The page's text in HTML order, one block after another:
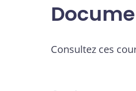
Consultez ces